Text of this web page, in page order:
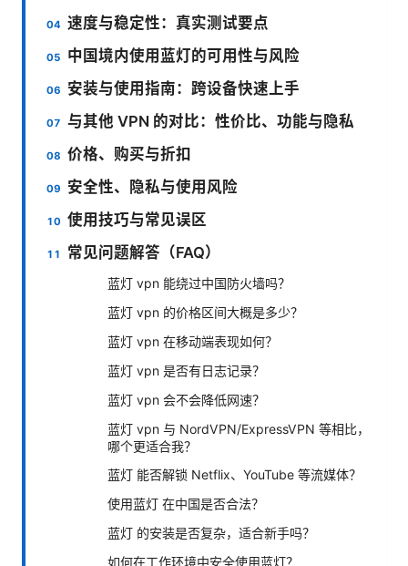
速度与稳定性：真实测试要点
中国境内使用蓝灯的可用性与风险
安装与使用指南：跨设备快速上手
与其他 VPN 的对比：性价比、功能与隐私
价格、购买与折扣
安全性、隐私与使用风险
使用技巧与常见误区
常见问题解答（FAQ）
蓝灯 vpn 能绕过中国防火墙吗？
蓝灯 vpn 的价格区间大概是多少？
蓝灯 vpn 在移动端表现如何？
蓝灯 vpn 是否有日志记录？
蓝灯 vpn 会不会降低网速？
蓝灯 vpn 与 NordVPN/ExpressVPN 等相比，
哪个更适合我？
蓝灯 能否解锁 Netflix、YouTube 等流媒体？
使用蓝灯 在中国是否合法？
蓝灯 的安装是否复杂，适合新手吗？
如何在工作环境中安全使用蓝灯？